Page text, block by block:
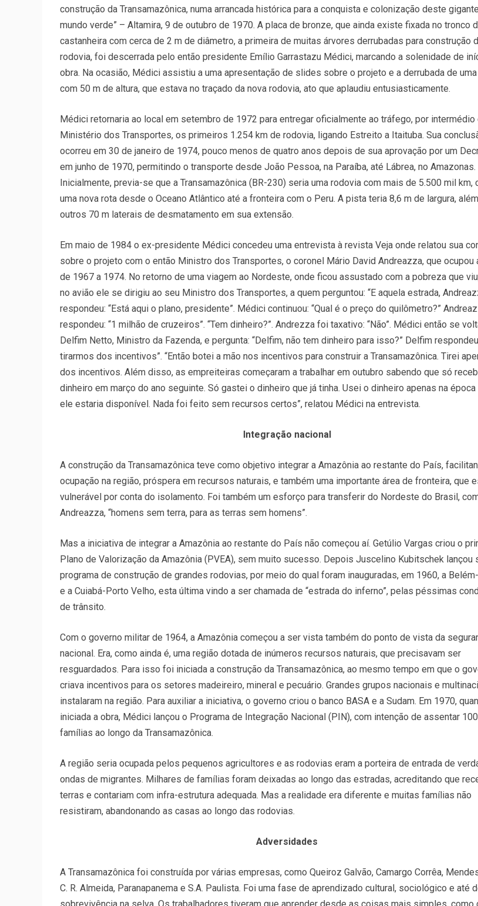
construção da Transamazônica, numa arrancada histórica para a conquista e colonização deste
mundo verde” – Altamira, 9 de outubro de 1970. A placa de bronze, que ainda existe fixada no tronco
castanheira com cerca de 2 m de diâmetro, a primeira de muitas árvores derrubadas para construção
rodovia, foi descerrada pelo então presidente Emílio Garrastazu Médici, marcando a solenidade de
obra. Na ocasião, Médici assistiu a uma apresentação de slides sobre o projeto e a derrubada de
com 50 m de altura, que estava no traçado da nova rodovia, ato que aplaudiu entusiasticamente.
Médici retornaria ao local em setembro de 1972 para entregar oficialmente ao tráfego, por intermédio
Ministério dos Transportes, os primeiros 1.254 km de rodovia, ligando Estreito a Itaituba. Sua
ocorreu em 30 de janeiro de 1974, pouco menos de quatro anos depois de sua aprovação por um
em junho de 1970, permitindo o transporte desde João Pessoa, na Paraíba, até Lábrea, no Amazonas.
Inicialmente, previa-se que a Transamazônica (BR-230) seria uma rodovia com mais de 5.500 mil km,
uma nova rota desde o Oceano Atlântico até a fronteira com o Peru. A pista teria 8,6 m de largura,
outros 70 m laterais de desmatamento em sua extensão.
Em maio de 1984 o ex-presidente Médici concedeu uma entrevista à revista Veja onde relatou sua
sobre o projeto com o então Ministro dos Transportes, o coronel Mário David Andreazza, que ocupou
de 1967 a 1974. No retorno de uma viagem ao Nordeste, onde ficou assustado com a pobreza que
no avião ele se dirigiu ao seu Ministro dos Transportes, a quem perguntou: “E aquela estrada,
respondeu: “Está aqui o plano, presidente”. Médici continuou: “Qual é o preço do quilômetro?”
respondeu: “1 milhão de cruzeiros”. “Tem dinheiro?”. Andrezza foi taxativo: “Não”. Médici então se
Delfim Netto, Ministro da Fazenda, e pergunta: “Delfim, não tem dinheiro para isso?” Delfim
tirarmos dos incentivos”. “Então botei a mão nos incentivos para construir a Transamazônica. Tirei
dos incentivos. Além disso, as empreiteiras começaram a trabalhar em outubro sabendo que só
dinheiro em março do ano seguinte. Só gastei o dinheiro que já tinha. Usei o dinheiro apenas na época
ele estaria disponível. Nada foi feito sem recursos certos”, relatou Médici na entrevista.
Integração nacional
A construção da Transamazônica teve como objetivo integrar a Amazônia ao restante do País,
ocupação na região, próspera em recursos naturais, e também uma importante área de fronteira, que
vulnerável por conta do isolamento. Foi também um esforço para transferir do Nordeste do Brasil,
Andreazza, “homens sem terra, para as terras sem homens”.
Mas a iniciativa de integrar a Amazônia ao restante do País não começou aí. Getúlio Vargas criou o
Plano de Valorização da Amazônia (PVEA), sem muito sucesso. Depois Juscelino Kubitschek lançou
programa de construção de grandes rodovias, por meio do qual foram inauguradas, em 1960, a
e a Cuiabá-Porto Velho, esta última vindo a ser chamada de “estrada do inferno”, pelas péssimas
de trânsito.
Com o governo militar de 1964, a Amazônia começou a ser vista também do ponto de vista da
nacional. Era, como ainda é, uma região dotada de inúmeros recursos naturais, que precisavam ser
resguardados. Para isso foi iniciada a construção da Transamazônica, ao mesmo tempo em que o
criava incentivos para os setores madeireiro, mineral e pecuário. Grandes grupos nacionais e
instalaram na região. Para auxiliar a iniciativa, o governo criou o banco BASA e a Sudam. Em 1970,
iniciada a obra, Médici lançou o Programa de Integração Nacional (PIN), com intenção de assentar
famílias ao longo da Transamazônica.
A região seria ocupada pelos pequenos agricultores e as rodovias eram a porteira de entrada de
ondas de migrantes. Milhares de famílias foram deixadas ao longo das estradas, acreditando que
terras e contariam com infra-estrutura adequada. Mas a realidade era diferente e muitas famílias não
resistiram, abandonando as casas ao longo das rodovias.
Adversidades
A Transamazônica foi construída por várias empresas, como Queiroz Galvão, Camargo Corrêa,
C. R. Almeida, Paranapanema e S.A. Paulista. Foi uma fase de aprendizado cultural, sociológico e até